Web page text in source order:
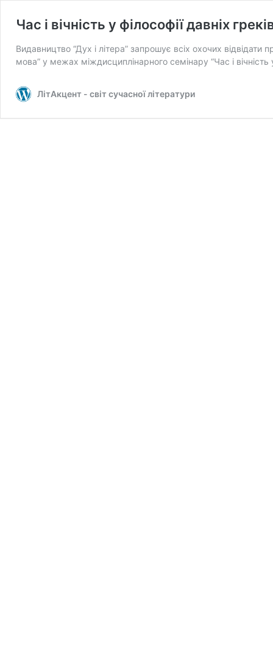
Час і вічність у філософії давніх
Видавництво “Дух і літера” запрошує всіх охочих відвідати
мова” у межах міждисциплінарного семінару “Час і вічність
ЛітАкцент - світ сучасної літератури